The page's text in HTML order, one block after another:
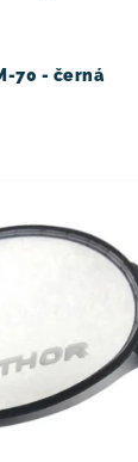
70 - černá